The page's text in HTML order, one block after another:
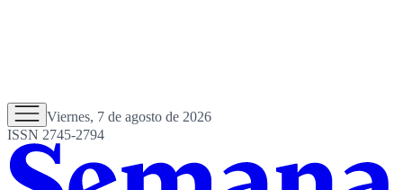
Viernes, 7 de agosto de 2026
ISSN 2745-2794